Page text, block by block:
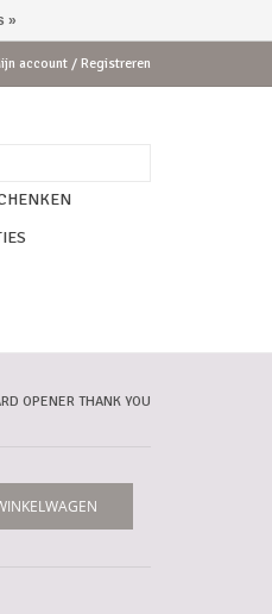
account / Registreren
OPENER THANK YOU
»